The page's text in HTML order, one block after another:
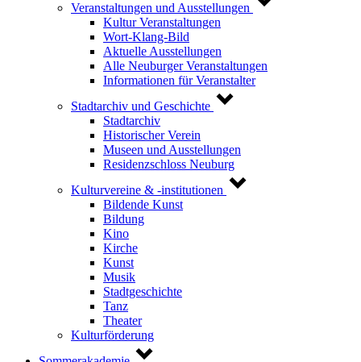
Veranstaltungen und Ausstellungen
Kultur Veranstaltungen
Wort-Klang-Bild
Aktuelle Ausstellungen
Alle Neuburger Veranstaltungen
Informationen für Veranstalter
Stadtarchiv und Geschichte
Stadtarchiv
Historischer Verein
Museen und Ausstellungen
Residenzschloss Neuburg
Kulturvereine & -institutionen
Bildende Kunst
Bildung
Kino
Kirche
Kunst
Musik
Stadtgeschichte
Tanz
Theater
Kulturförderung